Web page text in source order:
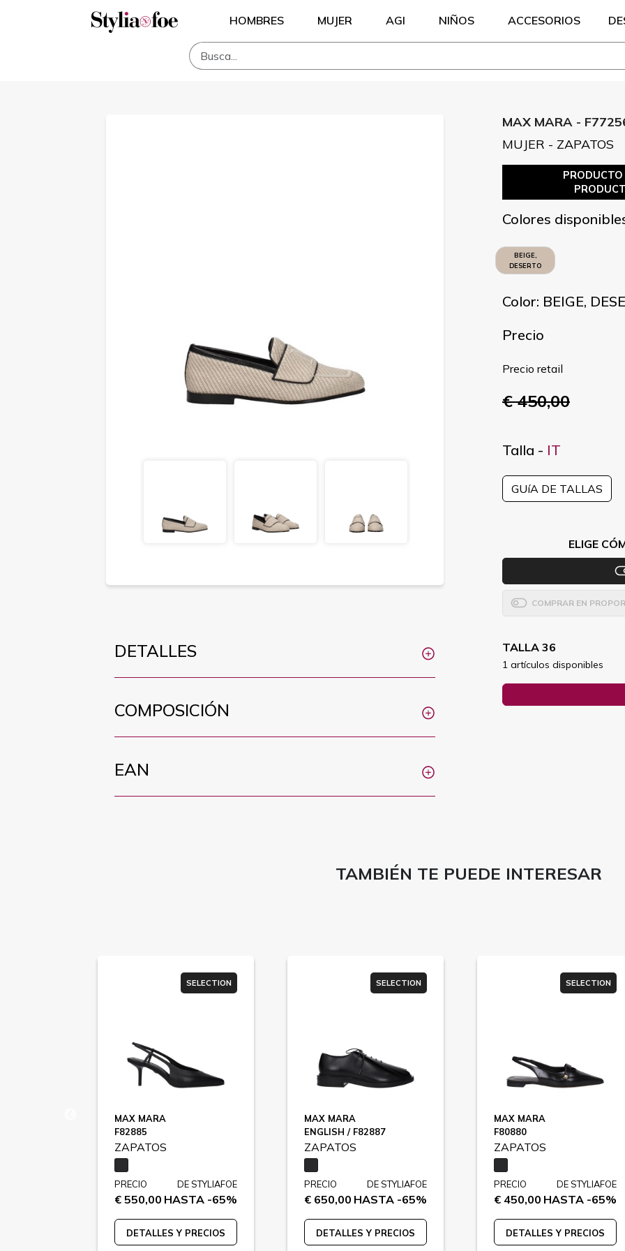
HOMBRES MUJER AGI NIÑOS ACCESORIOS
DETALLES
COMPOSICIÓN
EAN
MAX MARA -
MUJER - ZAPATOS
Colores
BEIGE,
DESERTO
CALDO
Color: BEIGE,
Precio
Precio retail
€ 450,00
Talla - IT
GUíA DE TALLAS
ELIGE
COMPRAR EN
TALLA 36
1 artículos disponibles
TAMBIÉN TE PUEDE INTERESAR
SELECTION
MAX MARA
F82885
ZAPATOS
PRECIO
€ 550,00
DE STYLIAFOE
HASTA -65%
DETALLES Y PRECIOS
SELECTION
MAX MARA
ENGLISH / F82887
ZAPATOS
PRECIO
€ 650,00
DE STYLIAFOE
HASTA -65%
DETALLES Y PRECIOS
SELECTION
MAX MARA
F80880
ZAPATOS
PRECIO
€ 450,00
DE STYLIAFOE
HASTA -65%
DETALLES Y PRECIOS